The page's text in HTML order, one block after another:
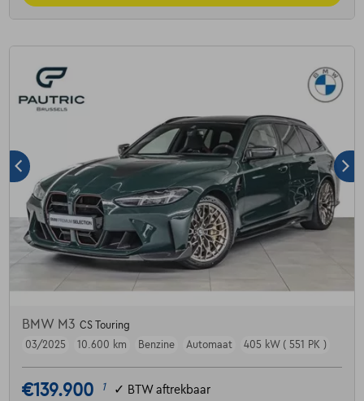
BMW M3 CS Touring
03/2025
10.600 km Benzine Automaat 405 kW ( 551 PK )
€139.900 1 ✓ BTW aftrekbaar